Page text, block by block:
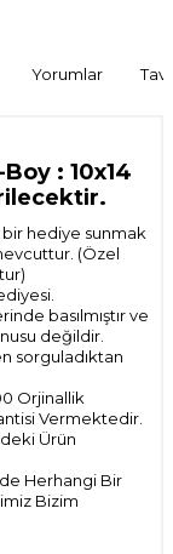
Yorumlar
: 10x14
hediye sunmak
(Özel
basılmıştır ve
değildir.
sorguladıktan
Orjinallik
Vermektedir.
Ürün
Herhangi Bir
Bizim